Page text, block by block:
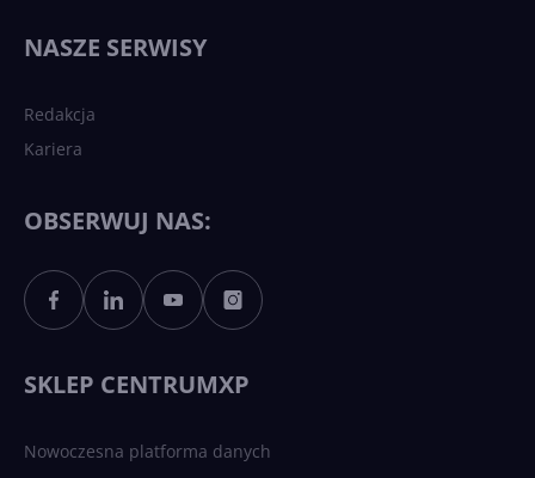
NASZE SERWISY
Redakcja
Kariera
OBSERWUJ NAS:
SKLEP CENTRUMXP
Nowoczesna platforma danych